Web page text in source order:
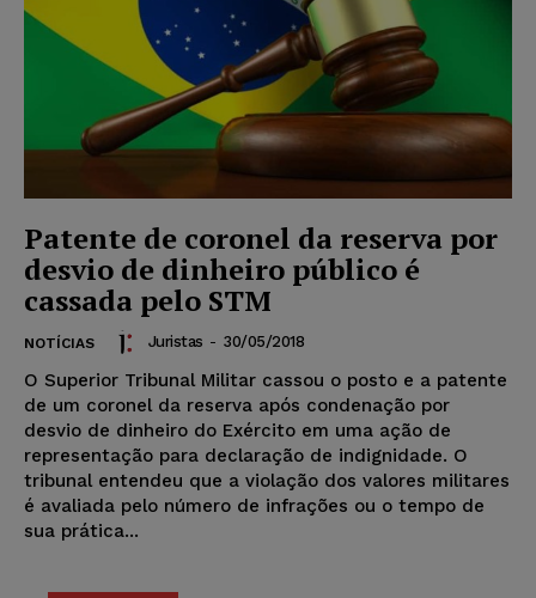
Patente de coronel da reserva por
desvio de dinheiro público é
cassada pelo STM
NOTÍCIAS Juristas - 30/05/2018
O Superior Tribunal Militar cassou o posto e a patente
de um coronel da reserva após condenação por
desvio de dinheiro do Exército em uma ação de
representação para declaração de indignidade. O
tribunal entendeu que a violação dos valores militares
é avaliada pelo número de infrações ou o tempo de
sua prática...